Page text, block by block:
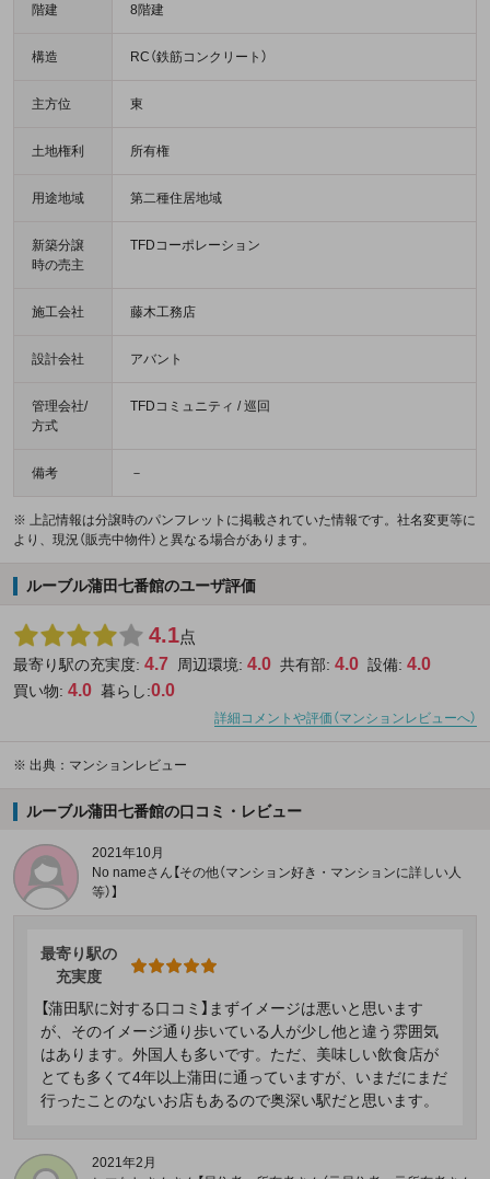
階建 8階建
構造 RC（鉄筋コンクリート）
主方位 東
土地権利 所有権
用途地域 第二種住居地域
新築分譲
時の売主
TFDコーポレーション
施工会社 藤木工務店
設計会社 アバント
管理会社/
方式
TFDコミュニティ / 巡回
備考 －
※ 上記情報は分譲時のパンフレットに掲載されていた情報です。社名変更等に
より、現況（販売中物件）と異なる場合があります。
ルーブル蒲田七番館のユーザ評価
4.1点
最寄り駅の充実度: 4.7 周辺環境: 4.0 共有部: 4.0 設備: 4.0
買い物: 4.0 暮らし:0.0
詳細コメントや評価（マンションレビューへ）
※ 出典：マンションレビュー
ルーブル蒲田七番館の口コミ・レビュー
2021年10月
No nameさん【その他（マンション好き・マンションに詳しい人
等）】
最寄り駅の
充実度
【蒲田駅に対する口コミ】まずイメージは悪いと思います
が、そのイメージ通り歩いている人が少し他と違う雰囲気
はあります。外国人も多いです。ただ、美味しい飲食店が
とても多くて4年以上蒲田に通っていますが、いまだにまだ
行ったことのないお店もあるので奥深い駅だと思います。
2021年2月